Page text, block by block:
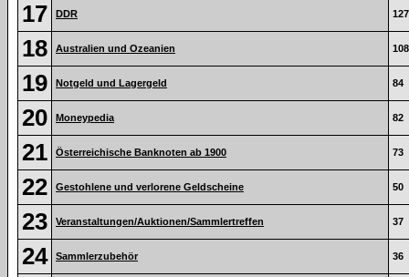
17 DDR 127
18 Australien und Ozeanien 108
19 Notgeld und Lagergeld 84
20 Moneypedia 82
21 Österreichische Banknoten ab 1900 73
22 Gestohlene und verlorene Geldscheine 50
23 Veranstaltungen/Auktionen/Sammlertreffen 37
24 Sammlerzubehör 36